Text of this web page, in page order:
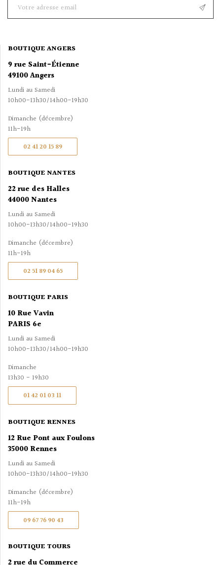
BOUTIQUE ANGERS
9 rue Saint-Étienne
49100 Angers
Lundi au Samedi
10h00-13h30/14h00-19h30
Dimanche (décembre)
11h-19h
02 41 20 15 89
BOUTIQUE NANTES
22 rue des Halles
44000 Nantes
Lundi au Samedi
10h00-13h30/14h00-19h30
Dimanche (décembre)
11h-19h
02 51 89 04 65
BOUTIQUE PARIS
10 Rue Vavin
PARIS 6e
Lundi au Samedi
10h00-13h30/14h00-19h30
Dimanche
13h30 - 19h30
01 42 01 03 11
BOUTIQUE RENNES
12 Rue Pont aux Foulons
35000 Rennes
Lundi au Samedi
10h00-13h30/14h00-19h30
Dimanche (décembre)
11h-19h
09 67 76 90 43
BOUTIQUE TOURS